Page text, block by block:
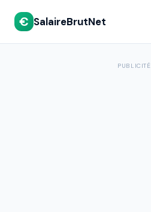
€ SalaireBrutNet
PUBLICITÉ